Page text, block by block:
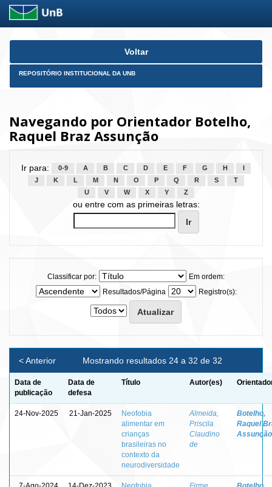
Skip
Voltar
REPOSITÓRIO INSTITUCIONAL DA UNB
Navegando por Orientador Botelho,
Raquel Braz Assunção
Ir para: 0-9 A B C D E F G H
J
K L M N O P Q R S
T
U
V W X Y Z
ou entre com as primeiras letras:
Classificar por:
Em ordem:
Resultados/Página
Registro(s):
Mostrando resultados 24 a 32 de 32
< Anterior
Data de
publicação
Data de
defesa
Título Autor(es)
24-Nov-2025 21-Jan-2025
Neofobia
alimentar em
crianças
brasileiras no
contexto da
neurodiversidade
Almeida,
Priscila
Claudino
de
Botelho,
Raquel
Assunção